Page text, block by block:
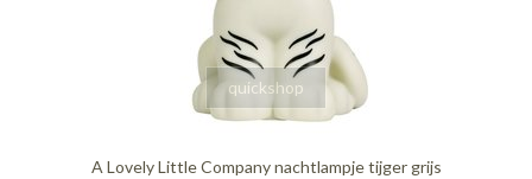
quickshop
A Lovely Little Company nachtlampje tijger grijs